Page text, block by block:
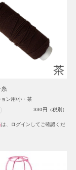
糸
ン用/小・茶
330円（税別）
は、ログインしてご確認くだ